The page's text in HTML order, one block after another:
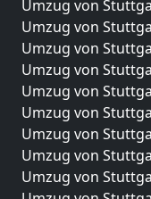
Umzug von
Umzug von
Umzug von
Umzug von
Umzug von
Umzug von
Umzug von
Umzug von
Umzug von